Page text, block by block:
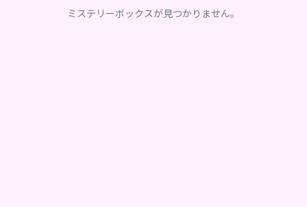
ミステリーボックスが見つかりません。